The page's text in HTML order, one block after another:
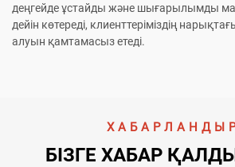
деңгейде ұстайды және шығарылымды
дейін көтереді, клиенттеріміздің
алуын қамтамасыз етеді.
БІЗГЕ ХАБАР